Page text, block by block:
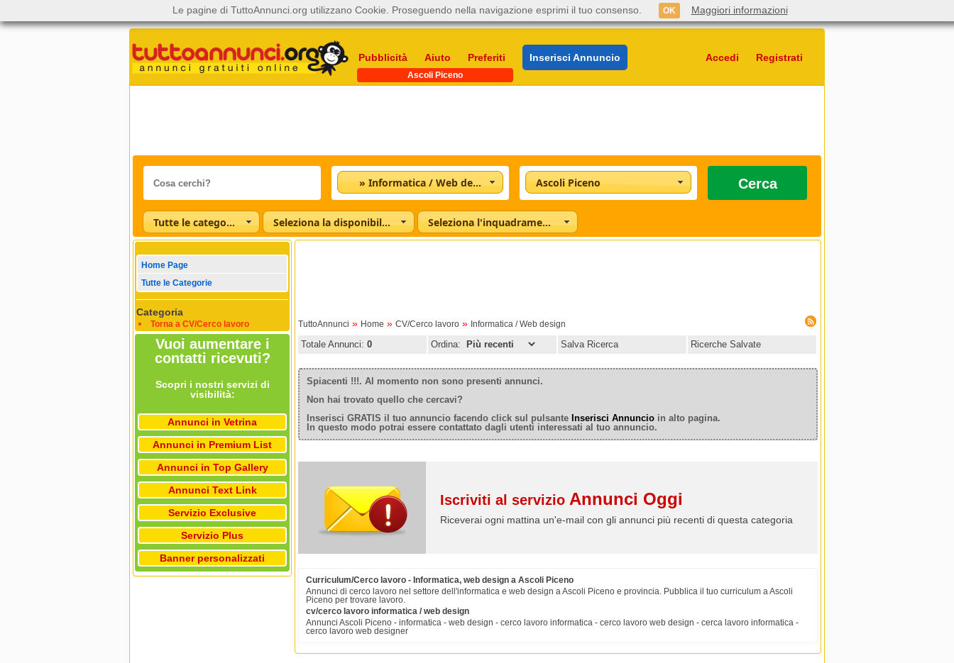
Pubblicità Aiuto Preferiti Inserisci Annuncio Accedi Registrati
Ascoli Piceno
» Informatica / Web design Ascoli Piceno Cerca
Tutte le categorie Seleziona la disponibilità Seleziona l'inquadramento
Home Page
Tutte le Categorie
Categoria
Torna a CV/Cerco lavoro
Vuoi aumentare i
contatti ricevuti?
Scopri i nostri servizi di
visibilità:
Annunci in Vetrina
Annunci in Premium List
Annunci in Top Gallery
Annunci Text Link
Servizio Exclusive
Servizio Plus
Banner personalizzati
TuttoAnnunci » Home » CV/Cerco lavoro » Informatica / Web design
Totale Annunci: 0 Ordina: Salva Ricerca Ricerche Salvate
Spiacenti !!!. Al momento non sono presenti annunci.
Non hai trovato quello che cercavi?
Inserisci GRATIS il tuo annuncio facendo click sul pulsante Inserisci Annuncio in alto pagina.
In questo modo potrai essere contattato dagli utenti interessati al tuo annuncio.
Iscriviti al servizio Annunci Oggi
Riceverai ogni mattina un'e-mail con gli annunci più recenti di questa categoria
Curriculum/Cerco lavoro - Informatica, web design a Ascoli Piceno
Annunci di cerco lavoro nel settore dell'informatica e web design a Ascoli Piceno e provincia. Pubblica il tuo curriculum a Ascoli
Piceno per trovare lavoro.
cv/cerco lavoro informatica / web design
Annunci Ascoli Piceno - informatica - web design - cerco lavoro informatica - cerco lavoro web design - cerca lavoro informatica -
cerco lavoro web designer
Le pagine di TuttoAnnunci.org utilizzano Cookie. Proseguendo nella navigazione esprimi il tuo consenso. OK Maggiori informazioni